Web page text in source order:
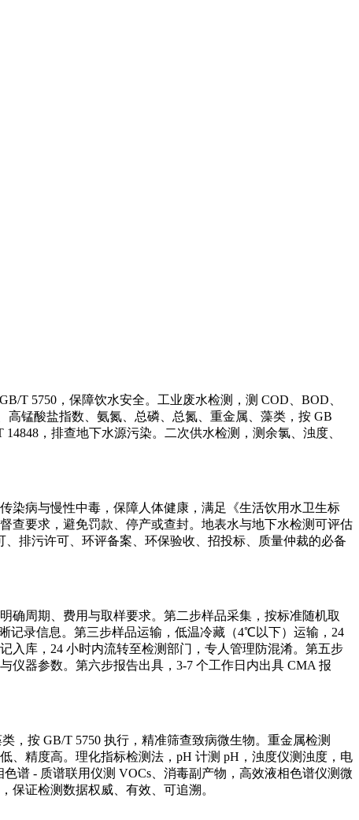
T 5750，保障饮水安全。工业废水检测，测 COD、BOD、
锰酸盐指数、氨氮、总磷、总氮、重金属、藻类，按 GB
，排查地下水源污染。二次供水检测，测余氯、浊度、
染病与慢性中毒，保障人体健康，满足《生活饮用水卫生标
查要求，避免罚款、停产或查封。地表水与地下水检测可评估
排污许可、环评备案、环保验收、招投标、质量仲裁的必备
确周期、费用与取样要求。第二步样品采集，按标准随机取
记录信息。第三步样品运输，低温冷藏（4℃以下）运输，24
入库，24 小时内流转至检测部门，专人管理防混淆。第五步
仪器参数。第六步报告出具，3-7 个工作日内出具 CMA 报
，按 GB/T 5750 执行，精准筛查致病微生物。重金属检测
、精度高。理化指标检测法，pH 计测 pH，浊度仪测浊度，电
谱 - 质谱联用仪测 VOCs、消毒副产物，高效液相色谱仪测微
保证检测数据权威、有效、可追溯。